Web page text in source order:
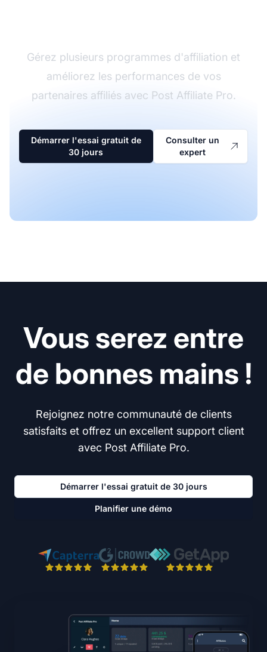
Gérez plusieurs programmes d'affiliation et
améliorez les performances de vos
partenaires affiliés avec Post Affiliate Pro.
Démarrer l'essai gratuit de
30 jours
Consulter un
expert
Vous serez entre
de bonnes mains !
Rejoignez notre communauté de clients
satisfaits et offrez un excellent support client
avec Post Affiliate Pro.
Démarrer l'essai gratuit de 30 jours
Planifier une démo